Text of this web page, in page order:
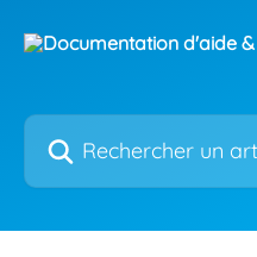
Rechercher un article...